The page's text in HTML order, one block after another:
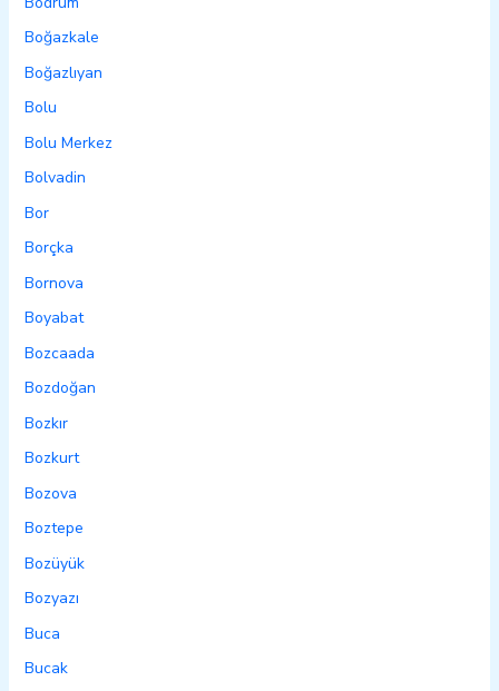
Boğazkale
Boğazlıyan
Bolu
Bolu Merkez
Bolvadin
Bor
Borçka
Bornova
Boyabat
Bozcaada
Bozdoğan
Bozkır
Bozkurt
Bozova
Boztepe
Bozüyük
Bozyazı
Buca
Bucak